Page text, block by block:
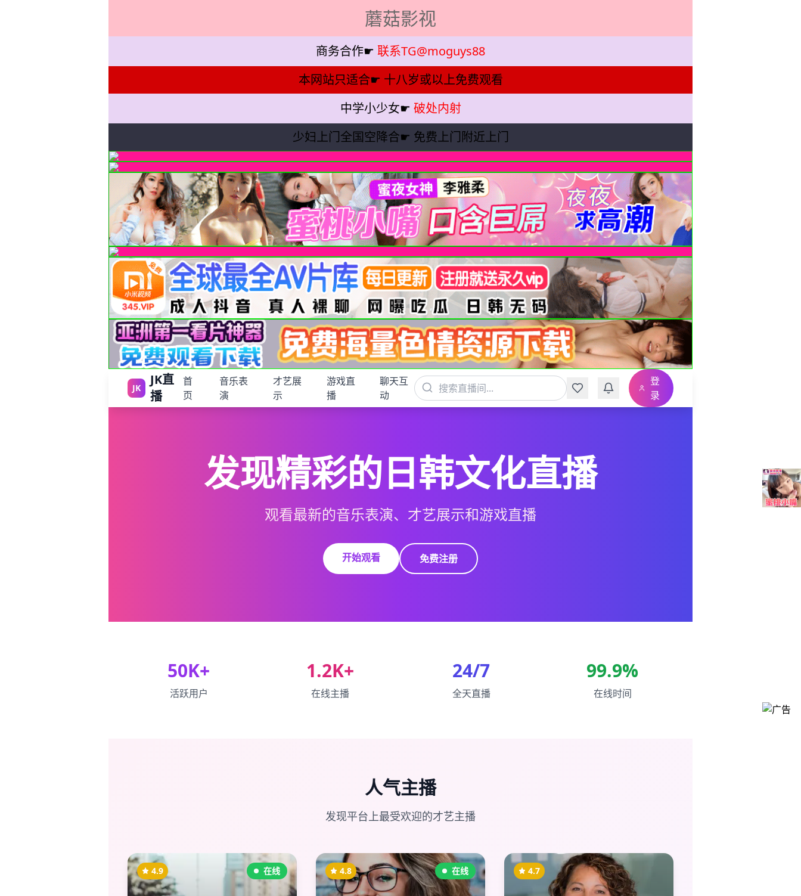
蘑菇影视
商务合作☛ 联系TG@moguys88
本网站只适合☛ 十八岁或以上免费观看
中学小少女☛ 破处内射
少妇上门全国空降合☛ 免费上门附近上门
JK
JK直
播
首
页
音乐表
演
才艺展
示
游戏直
播
聊天互
动
登
录
发现精彩的日韩文化直播
观看最新的音乐表演、才艺展示和游戏直播
开始观看 免费注册
50K+
活跃用户
1.2K+
在线主播
24/7
全天直播
99.9%
在线时间
人气主播
发现平台上最受欢迎的才艺主播
在线
4.9 在线
4.8 4.7